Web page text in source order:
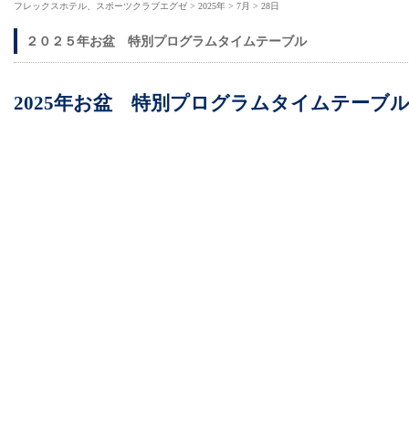
フレックスホテル、スポーツクラブエグゼ > 2025年 > 7月 > 28日
２０２５年お盆 特別プログラムタイムテーブル
2025年お盆 特別プログラムタイムテーブル